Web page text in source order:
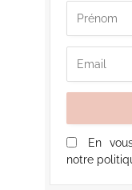
En
notre